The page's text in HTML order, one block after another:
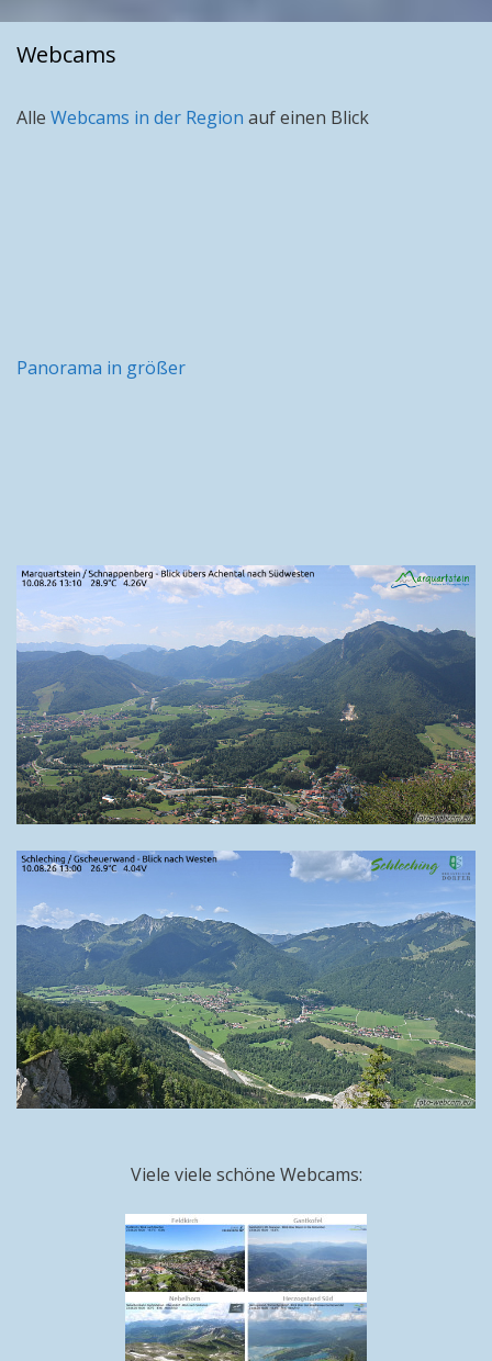
Webcams
Alle Webcams in der Region auf einen Blick
Panorama in größer
Viele viele schöne Webcams: